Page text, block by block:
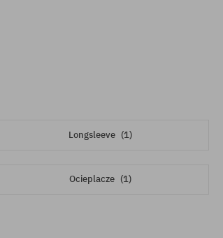
Longsleeve (1)
Ocieplacze (1)